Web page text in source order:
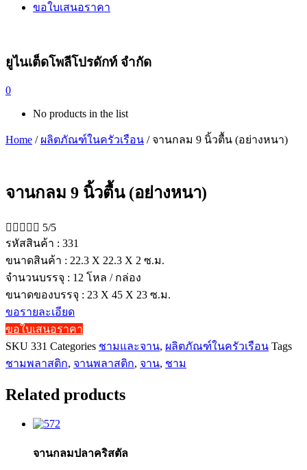
ขอใบเสนอราคา
ยูไนเต็ดโพลีโปรดักท์ จำกัด
0
No products in the list
Home / ผลิตภัณฑ์ในครัวเรือน / จานกลม 9 นิ้วตื้น (อย่างหนา)
จานกลม 9 นิ้วตื้น (อย่างหนา)
     5/5
รหัสสินค้า : 331
ขนาดสินค้า : 22.3 X 22.3 X 2 ซ.ม.
จำนวนบรรจุ : 12 โหล / กล่อง
ขนาดของบรรจุ : 23 X 45 X 23 ซ.ม.
ขอรายละเอียด
ขอใบเสนอราคา
SKU 331 Categories ชามและจาน, ผลิตภัณฑ์ในครัวเรือน Tags
ชามพลาสติก, จานพลาสติก, จาน, ชาม
Related products
จานกลมปลาคริสตัล